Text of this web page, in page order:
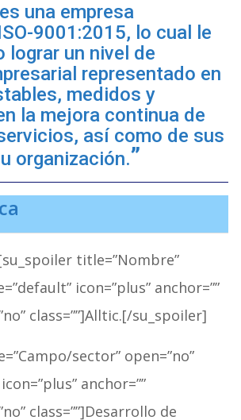
una empresa
9001:2015, lo cual le
lograr un nivel de
representado en
medidos y
la mejora continua de
así como de sus
organización.
title=”Nombre”
icon=”plus” anchor=””
class=””]Alltic.[/su_spoiler]
sector” open=”no”
anchor=””
class=””]Desarrollo de